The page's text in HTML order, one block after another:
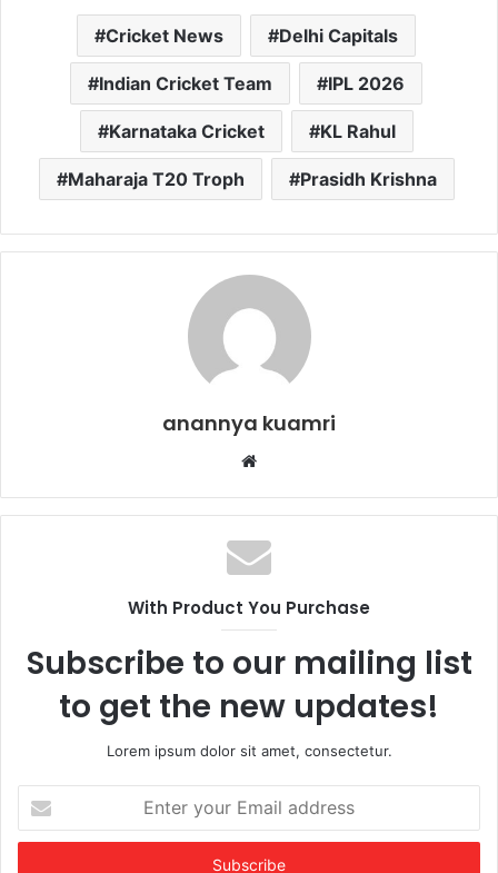
Cricket News Delhi Capitals
Indian Cricket Team IPL 2026
Karnataka Cricket KL Rahul
Maharaja T20 Troph Prasidh Krishna
anannya kuamri
Website
With Product You Purchase
Subscribe to our mailing list
to get the new updates!
Lorem ipsum dolor sit amet, consectetur.
your
Email